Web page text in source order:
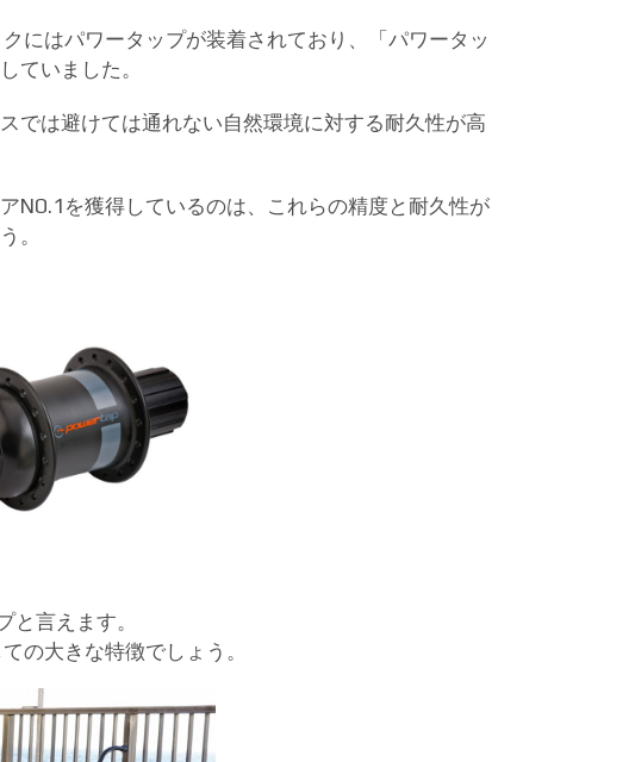
にはパワータップが装着されており、「パワータッ
ていました。
では避けては通れない自然環境に対する耐久性が高
NO.1を獲得しているのは、これらの精度と耐久性が
。
言えます。
の大きな特徴でしょう。